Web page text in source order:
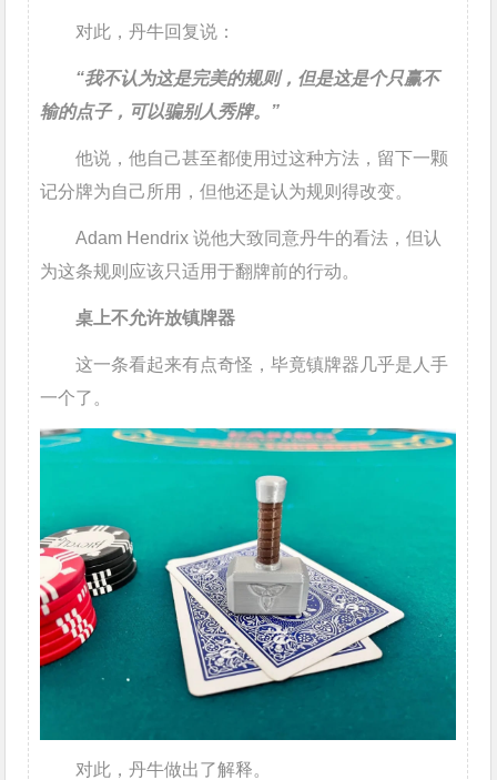
对此，丹牛回复说：
“我不认为这是完美的规则，但是这是个只赢不
输的点子，可以骗别人秀牌。”
他说，他自己甚至都使用过这种方法，留下一颗
记分牌为自己所用，但他还是认为规则得改变。
Adam Hendrix 说他大致同意丹牛的看法，但认
为这条规则应该只适用于翻牌前的行动。
桌上不允许放镇牌器
这一条看起来有点奇怪，毕竟镇牌器几乎是人手
一个了。
对此，丹牛做出了解释。